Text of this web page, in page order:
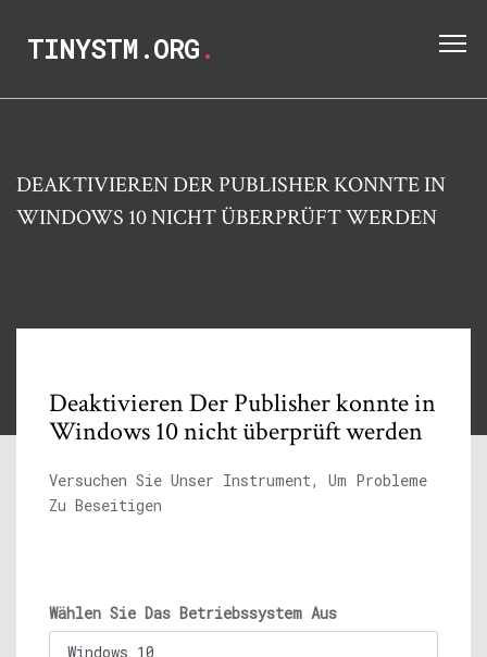
TINYSTM.ORG.
DEAKTIVIEREN DER PUBLISHER KONNTE IN
WINDOWS 10 NICHT ÜBERPRÜFT WERDEN
Deaktivieren Der Publisher konnte in
Windows 10 nicht überprüft werden
Versuchen Sie Unser Instrument, Um Probleme
Zu Beseitigen
Wählen Sie Das Betriebssystem Aus